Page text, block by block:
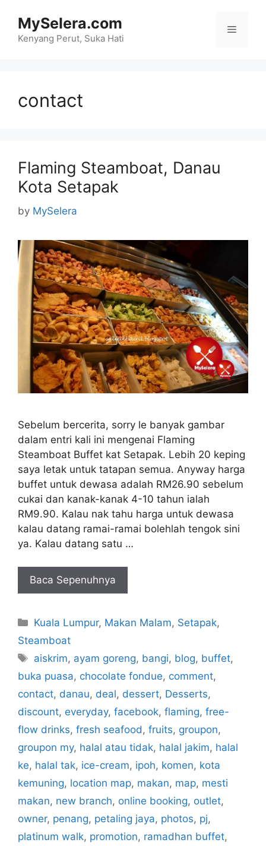
content
MySelera.com
Kenyang Perut, Suka Hati
Menu
contact
Flaming Steamboat, Danau
Kota Setapak
by MySelera
Sebelum bercerita, sorry le banyak gambar
dalam entri kali ini mengenai Flaming
Steamboat Buffet kat Setapak. Lebih 20 keping
saya letak untuk tatapan semua. Anyway harga
buffet untuk dewasa adalah RM26.90 sebelum
cukai dan kanak-kanak 4-10 tahun ialah
RM9.90. Kalau nak tahu harga untuk dewasa
kalau datang ramai-ramai bolehlah tengok sini
ya. Kalau datang satu …
Baca Sepenuhnya
Categories
Kuala Lumpur, Makan Malam, Setapak,
Steamboat
Tags
aiskrim, ayam goreng, bangi, blog, buffet,
buka puasa, chocolate fondue, comment,
contact, danau, deal, dessert, Desserts,
discount, everyday, facebook, flaming, free-
flow drinks, fresh seafood , fruits, groupon,
groupon my, halal atau tidak, halal jakim, halal
ke, halal tak, ice-cream, ipoh, komen, kota
kemuning, location map, makan, map, mesti
makan, new branch, online booking, outlet,
owner, penang, petaling jaya, photos, pj,
platinum walk, promotion, ramadhan buffet,